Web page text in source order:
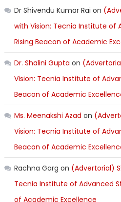
Dr Shivendu Kumar Rai on
with Vision: Tecnia Institute of
Rising Beacon of Academic
Dr. Shalini Gupta on
Vision: Tecnia Institute of
Beacon of Academic
Ms. Meenakshi Azad on
Vision: Tecnia Institute of
Beacon of Academic
Rachna Garg on (Advertorial)
Tecnia Institute of Advanced
of Academic Excellence